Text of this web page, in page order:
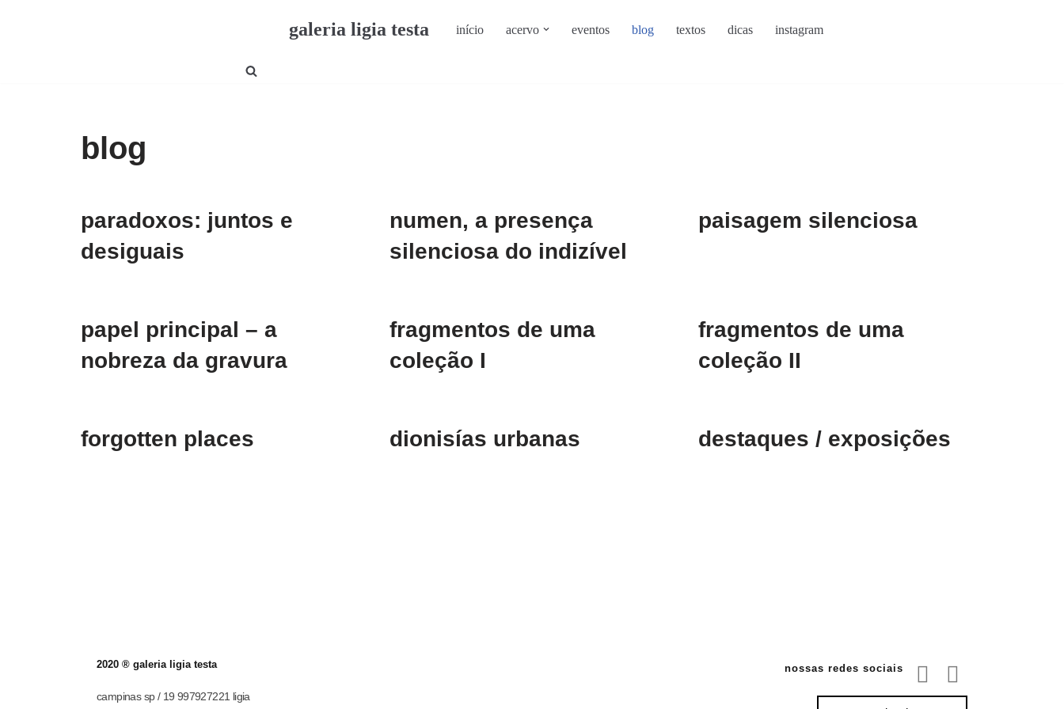
galeria ligia testa início acervo eventos blog textos dicas instagram
blog
paradoxos: juntos e
desiguais
numen, a presença
silenciosa do indizível
paisagem silenciosa
papel principal – a
nobreza da gravura
fragmentos de uma
coleção I
fragmentos de uma
coleção II
forgotten places dionisías urbanas destaques / exposições
2020 ® galeria ligia testa
campinas sp / 19 997927221 ligia
nossas redes sociais